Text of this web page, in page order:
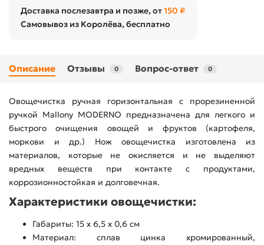
Доставка послезавтра и позже, от150 ₽
Самовывоз из Королёва, бесплатно
Описание Отзывы 0 Вопрос-ответ 0
Овощечистка ручная горизонтальная с прорезиненной
ручкой Mallony MODERNO предназначена для легкого и
быстрого очищения овощей и фруктов (картофеля,
моркови и др.) Нож овощечистка изготовлена из
материалов, которые не окисляется и не выделяют
вредных веществ при контакте с продуктами,
коррозионностойкая и долговечная.
Характеристики овощечистки:
Габариты: 15 х 6,5 х 0,6 см
Материал: сплав цинка хромированный,